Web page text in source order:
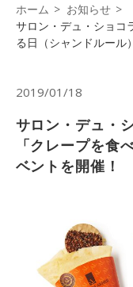
ホーム
お知らせ
サロン・デュ・ショ
る日（シャンドルール
2019/01/18
サロン・デュ・
「クレープを食
ベントを開催！